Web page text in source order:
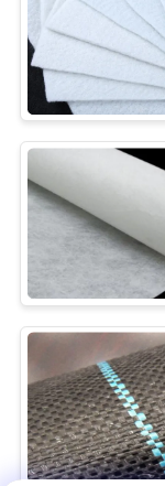
주
요
인
용
문
을